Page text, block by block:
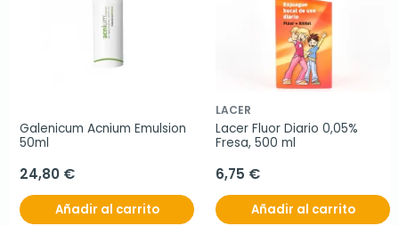
Galenicum Acnium Emulsion
50ml
24,80 €
Añadir al carrito
LACER
Lacer Fluor Diario 0,05%
Fresa, 500 ml
6,75 €
Añadir al carrito